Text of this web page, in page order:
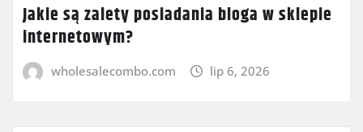
Jakie są zalety posiadania bloga w sklepie
internetowym?
wholesalecombo.com lip 6, 2026